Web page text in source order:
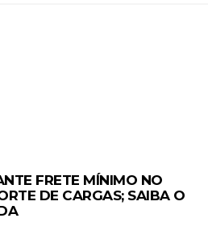
FRETE MÍNIMO NO
DE CARGAS; SAIBA O